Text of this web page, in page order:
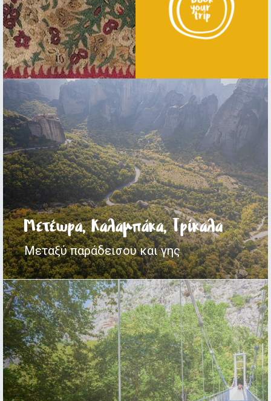
Μετέωρα, Καλαμπάκα, Τρίκαλα
Μεταξύ παράδεισου και γης
Καρδίτσα
Σε ρυθμούς "φυσικούς"